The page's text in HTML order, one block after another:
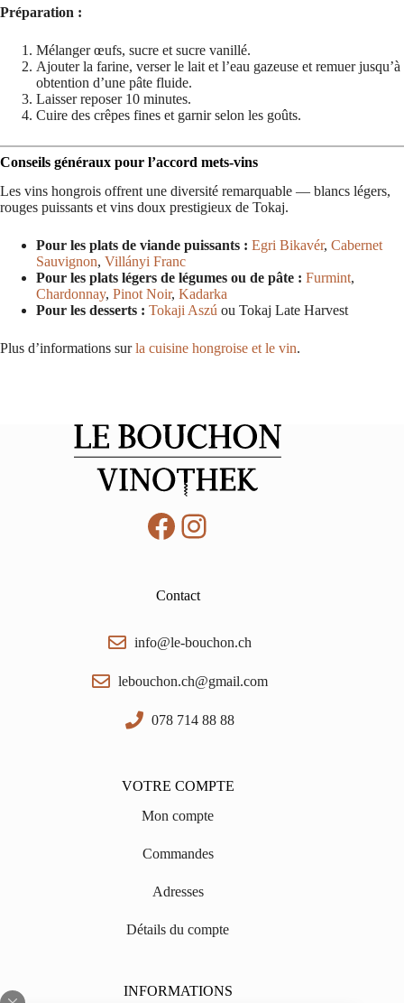
Préparation :
Mélanger œufs, sucre et sucre vanillé.
Ajouter la farine, verser le lait et l’eau gazeuse et remuer jusqu’à
obtention d’une pâte fluide.
Laisser reposer 10 minutes.
Cuire des crêpes fines et garnir selon les goûts.
Conseils généraux pour l’accord mets-vins
Les vins hongrois offrent une diversité remarquable — blancs légers,
rouges puissants et vins doux prestigieux de Tokaj.
Pour les plats de viande puissants : Egri Bikavér, Cabernet
Sauvignon, Villányi Franc
Pour les plats légers de légumes ou de pâte : Furmint,
Chardonnay, Pinot Noir, Kadarka
Pour les desserts : Tokaji Aszú ou Tokaj Late Harvest
Plus d’informations surla cuisine hongroise et le vin.
Facebook
Instagram
Contact
info@le-bouchon.ch
lebouchon.ch@gmail.com
078 714 88 88
VOTRE COMPTE
Mon compte
Commandes
Adresses
Détails du compte
INFORMATIONS